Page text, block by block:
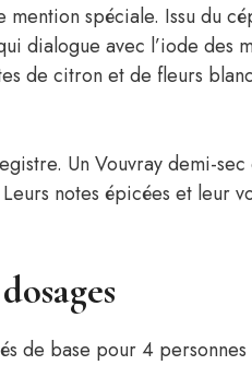
spéciale. Issu du
dialogue avec l’iode des
de citron et de fleurs
Un Vouvray demi-
notes épicées et leur
de base pour 4 personnes